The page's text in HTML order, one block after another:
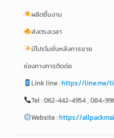
ผลิตชิ้นงาน
ส่งตรงเวลา
มีโปรโมชั่นหลังการขาย
ช่องทางการติดต่อ
Link line :https://line.me/
Tel : 062-442-4954 , 084-
Website :https://